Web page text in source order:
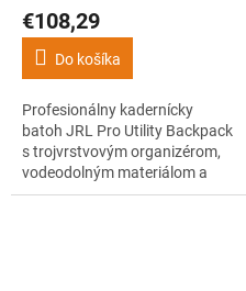
€108,29
Do košíka
Profesionálny kadernícky
batoh JRL Pro Utility Backpack
s trojvrstvovým organizérom,
vodeodolným materiálom a
šikovným systémom